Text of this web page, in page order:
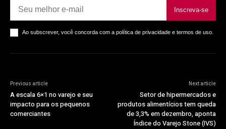
Inscreva-se
Ao subscrever, você concorda com a política de privacidade e termos de uso.
Previous article
A escala 6×1 no varejo e seu
impacto para os pequenos
comerciantes
Next article
Setor de hipermercados e
produtos alimentícios tem queda
de 3,3% em dezembro, aponta
Índice do Varejo Stone (IVS)